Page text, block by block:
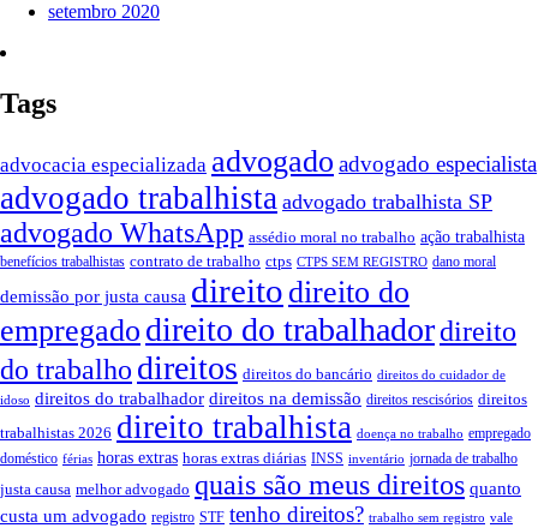
setembro 2020
Tags
advocacia especializada advogado advogado especialista
advogado trabalhista advogado trabalhista SP
advogado WhatsApp assédio moral no trabalho ação trabalhista
benefícios trabalhistas contrato de trabalho ctps CTPS SEM REGISTRO dano moral
demissão por justa causa direito direito do
empregado direito do trabalhadordireito
do trabalho direitos direitos do bancário direitos do cuidador de
idoso direitos do trabalhador direitos na demissão direitos rescisórios direitos
trabalhistas 2026 direito trabalhista doença no trabalho empregado
doméstico férias horas extras horas extras diárias INSS inventário jornada de trabalho
justa causa melhor advogado quais são meus direitos quanto
custa um advogado registro STF tenho direitos? trabalho sem registro vale